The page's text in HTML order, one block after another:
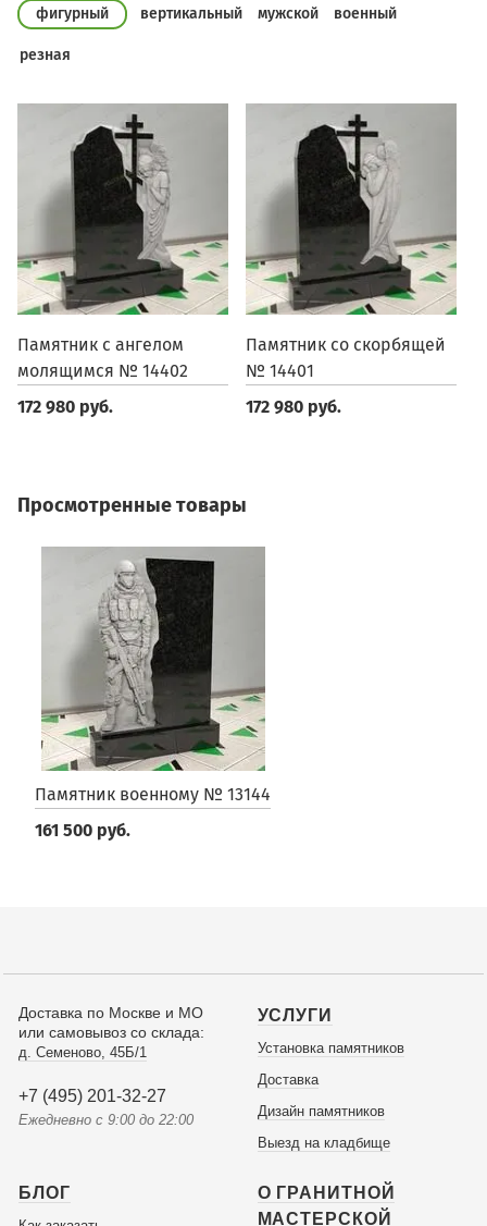
фигурный вертикальный мужской военный
резная
Памятник с ангелом
молящимся № 14402
172 980 руб.
Памятник со скорбящей
№ 14401
172 980 руб.
Просмотренные товары
Памятник военному № 13144
161 500 руб.
Доставка по Москве и МО
или самовывоз со склада:
д. Семеново, 45Б/1
+7 (495) 201-32-27
Ежедневно с 9:00 до 22:00
УСЛУГИ
Установка памятников
Доставка
Дизайн памятников
Выезд на кладбище
БЛОГ
О ГРАНИТНОЙ
МАСТЕРСКОЙ